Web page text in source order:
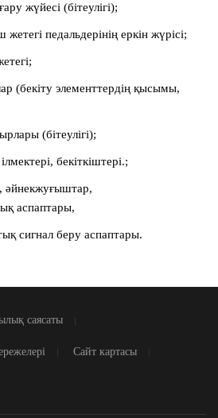
жүйесі (бітеулігі);
жетегі педальдерінің еркін жүрісі;
(бекіту элементтердің қысымы,
(бітеулігі);
бекіткіштері.;
әйнекжуғыштар,
аспаптары,
сигнал беру аспаптары.
саясаты
Сайт картасы